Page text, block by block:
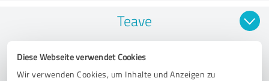
Diese Webseite verwendet Cookies
Wir verwenden Cookies, um Inhalte und Anzeigen zu
Teave